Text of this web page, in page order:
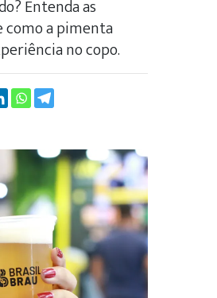
Entenda as
como a pimenta
no copo.